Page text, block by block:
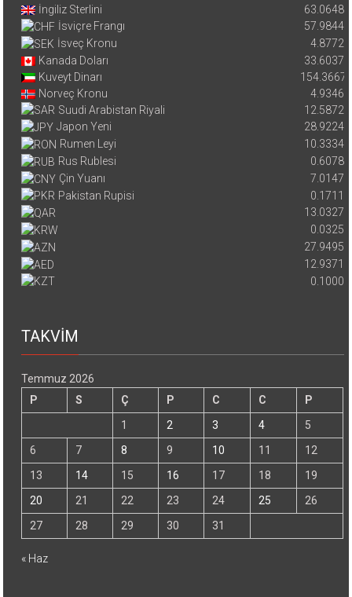
İngiliz Sterlini
63.0648
İsviçre Frangı
57.9844
İsveç Kronu
4.8772
Kanada Doları
33.6037
Kuveyt Dinarı
154.3667
Norveç Kronu
4.9346
Suudi Arabistan Riyali
12.5872
Japon Yeni
28.9224
Rumen Leyi
10.3334
Rus Rublesi
0.6078
Çin Yuanı
7.0147
Pakistan Rupisi
0.1711
13.0327
0.0325
27.9495
12.9371
0.1000
TAKVİM
Temmuz 2026
P
S Ç P C C
P
1
2 3 4
5
6
7 8 9 10 11
12
13
14 15 16 17 18
19
20
21 22 23 24 25
26
27
28 29 30 31
« Haz